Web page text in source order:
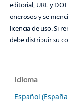
editorial, URL y
onerosos y se
licencia de uso. Si
debe distribuir su
Idioma
Español